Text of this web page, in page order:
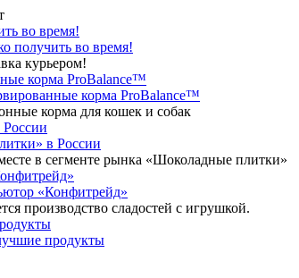
получить во время!
курьером!
корма ProBalance™
корма для кошек и собак
в России
в сегменте рынка «Шоколадные плитки»
«Конфитрейд»
производство сладостей с игрушкой.
продукты